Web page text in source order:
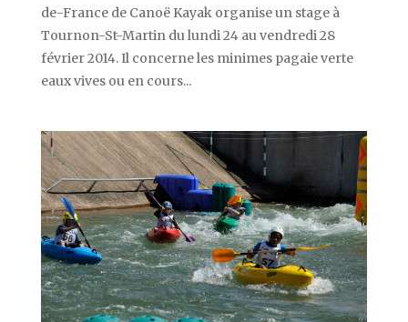
de-France de Canoë Kayak organise un stage à
Tournon-St-Martin du lundi 24 au vendredi 28
février 2014. Il concerne les minimes pagaie verte
eaux vives ou en cours...